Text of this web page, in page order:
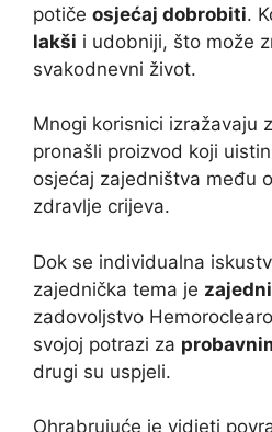
potiče osjećaj dobrobiti.
lakši i udobniji, što može
svakodnevni život.
Mnogi korisnici izražavaju
pronašli proizvod koji
osjećaj zajedništva među
zdravlje crijeva.
Dok se individualna
zajednička tema je
zadovoljstvo
svojoj potrazi za
drugi su uspjeli.
Ohrabrujuće je vidjeti